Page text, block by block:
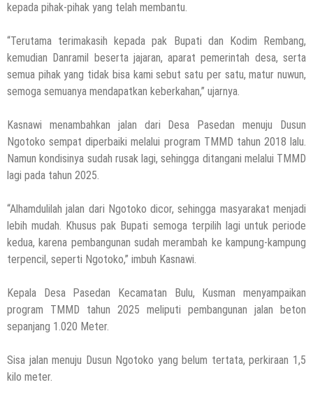
29 Juli 2026 bymusa r2b
Sejumlah Tips Membeli Tanah Kapling,
Terapkan Ini!! Ada Cara Yang Jarang
Terpikirkan Orang Awam
14 Maret 2022 musa r2b
Lewati Cerita Kelam Mirip Sinetron,
Teguh Akhirnya Diselamatkan Serka
Suyuthi
HEADLINE
UKW Disebut Sebagai Mahkota Seorang
Wartawan, Se Indonesia Luluskan Lebih
Dari 20 Ribu Orang
kepada pihak-pihak yang telah membantu.
“Terutama terimakasih kepada pak Bupati dan Kodim Rembang,
kemudian Danramil beserta jajaran, aparat pemerintah desa, serta
semua pihak yang tidak bisa kami sebut satu per satu, matur nuwun,
semoga semuanya mendapatkan keberkahan,” ujarnya.
Kasnawi menambahkan jalan dari Desa Pasedan menuju Dusun
Ngotoko sempat diperbaiki melalui program TMMD tahun 2018 lalu.
Namun kondisinya sudah rusak lagi, sehingga ditangani melalui TMMD
lagi pada tahun 2025.
“Alhamdulilah jalan dari Ngotoko dicor, sehingga masyarakat menjadi
lebih mudah. Khusus pak Bupati semoga terpilih lagi untuk periode
kedua, karena pembangunan sudah merambah ke kampung-kampung
terpencil, seperti Ngotoko,” imbuh Kasnawi.
Kepala Desa Pasedan Kecamatan Bulu, Kusman menyampaikan
program TMMD tahun 2025 meliputi pembangunan jalan beton
sepanjang 1.020 Meter.
Sisa jalan menuju Dusun Ngotoko yang belum tertata, perkiraan 1,5
kilo meter.